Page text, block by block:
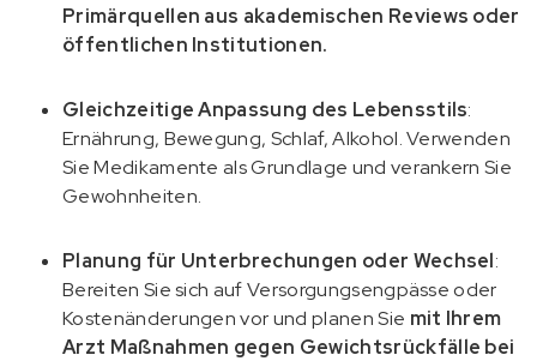
Primärquellen aus akademischen Reviews oder
öffentlichen Institutionen.
Gleichzeitige Anpassung des Lebensstils:
Ernährung, Bewegung, Schlaf, Alkohol. Verwenden
Sie Medikamente als Grundlage und verankern Sie
Gewohnheiten.
Planung für Unterbrechungen oder Wechsel:
Bereiten Sie sich auf Versorgungsengpässe oder
Kostenänderungen vor und planen Sie mit Ihrem
Arzt Maßnahmen gegen Gewichtsrückfälle bei